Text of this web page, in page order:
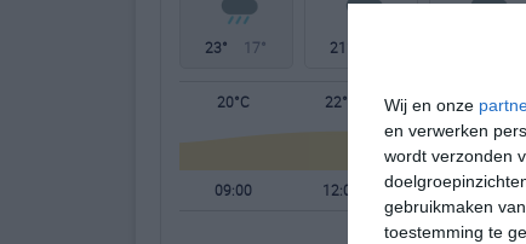
Wij en onze
en verwerken
wordt verzonden
gebruikmaken
toestemming te
23° 17° 21°
20°C 22°C 22°C
09:00 12:00 15:00